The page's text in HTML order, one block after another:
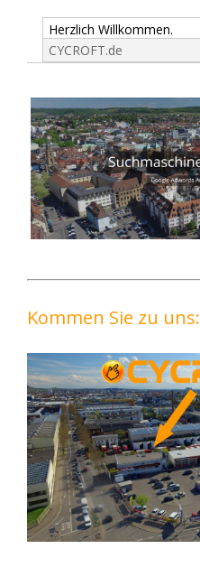
Herzlich Willkommen.
CYCROFT.de
Kommen Sie zu uns: